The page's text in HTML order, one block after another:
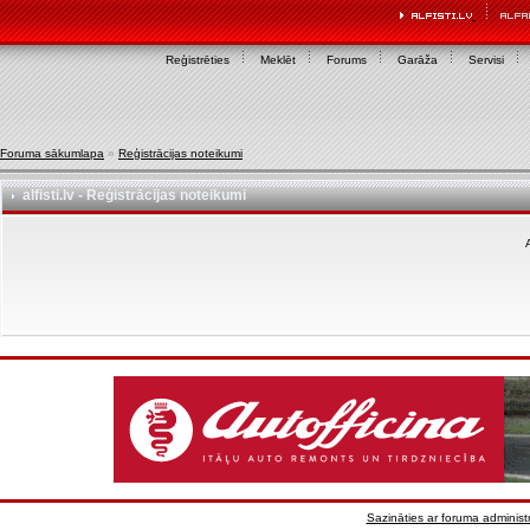
Reģistrēties Meklēt Forums Garāža Servisi
Foruma sākumlapa » Reģistrācijas noteikumi
alfisti.lv - Reģistrācijas noteikumi
Sazināties ar foruma